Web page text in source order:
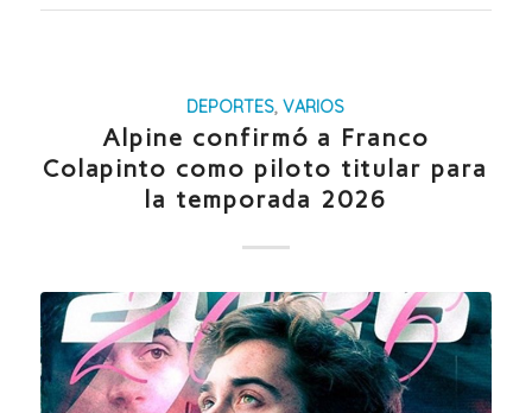
DEPORTES,VARIOS
Alpine confirmó a Franco
Colapinto como piloto titular para
la temporada 2026